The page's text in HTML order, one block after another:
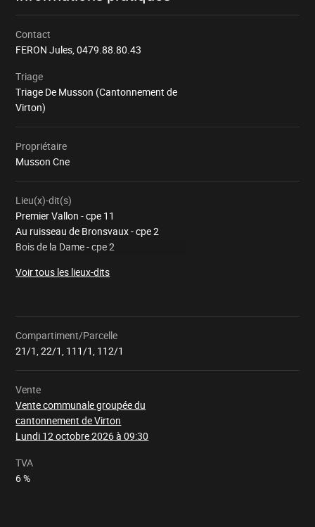
Contact
FERON Jules,0479.88.80.43
Triage
Triage De Musson (Cantonnement de
Virton)
Propriétaire
Musson Cne
Lieu(x)-dit(s)
Premier Vallon - cpe 11
Au ruisseau de Bronsvaux - cpe 2
Bois de la Dame - cpe 2
Voir tous les lieux-dits
Compartiment/Parcelle
21/1, 22/1, 111/1, 112/1
Vente
Vente communale groupée du
cantonnement de Virton
Lundi 12 octobre 2026 à 09:30
Chargement
TVA
6 %